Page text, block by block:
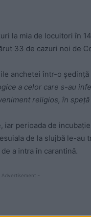
la mia de locuitori în
33 de cazuri noi de
anchetei într-o
a celor care s-au
religios, în speță
iar perioada de
de la slujbă le-au
a intra în carantină.
Advertisement -